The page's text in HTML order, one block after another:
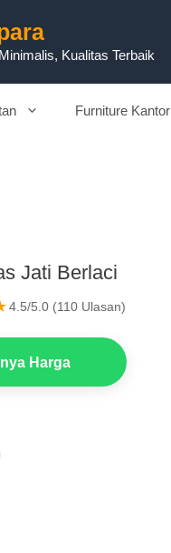
Kualitas Terbaik
Furniture Kantor
Jati Berlaci
4.5/5.0 (110 Ulasan)
Harga